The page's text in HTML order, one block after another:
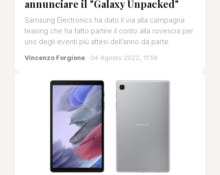
annunciare il "Galaxy Unpacked"
Samsung Electronics ha dato il via alla campagna
teasing che ha fatto partire il conto alla rovescia per
uno degli eventi più attesi dell’anno da parte.
Vincenzo Forgione · 04 Agosto 2022, 11:59